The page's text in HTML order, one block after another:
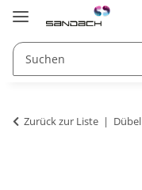
Zurück zur Liste Dübel